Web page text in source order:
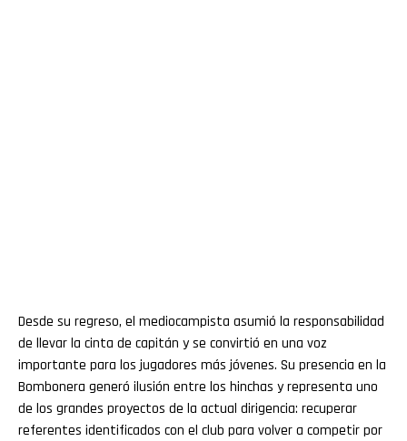
Desde su regreso, el mediocampista asumió la responsabilidad
de llevar la cinta de capitán y se convirtió en una voz
importante para los jugadores más jóvenes. Su presencia en la
Bombonera generó ilusión entre los hinchas y representa uno
de los grandes proyectos de la actual dirigencia: recuperar
referentes identificados con el club para volver a competir por